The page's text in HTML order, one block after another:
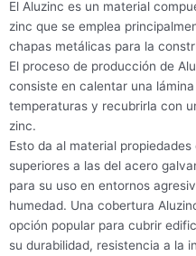
El Aluzinc es un material
zinc que se emplea
chapas metálicas para la
El proceso de producción de
consiste en calentar una
temperaturas y recubrirla con
zinc.
Esto da al material
superiores a las del acero
para su uso en entornos
humedad. Una cobertura
opción popular para cubrir
su durabilidad, resistencia a la